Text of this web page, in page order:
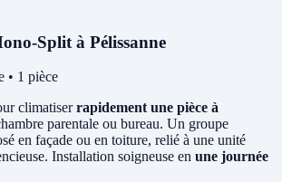
Split à Pélissanne
• 1 pièce
climatiserrapidement une pièce à
parentale ou bureau. Un groupe
en façade ou en toiture, relié à une unité
Installation soigneuse en une journée